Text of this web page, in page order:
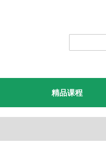
精品课程